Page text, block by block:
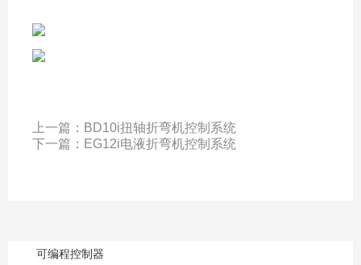
上一篇： BD10i扭轴折弯机控制系统
下一篇： EG12i电液折弯机控制系统
可编程控制器